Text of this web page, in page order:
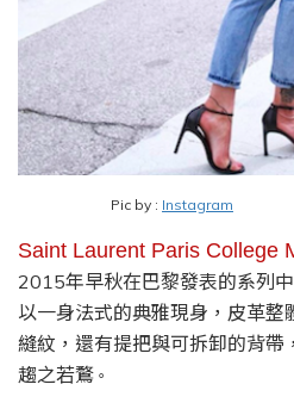
Pic by : Instagram
Saint Laurent Paris College
2015年早秋在巴黎發表的系列中
以一身法式的典雅現身 ， 皮革整
縫紋 ， 還有提把與可拆卸的背帶 ，
趨之若鶩 。